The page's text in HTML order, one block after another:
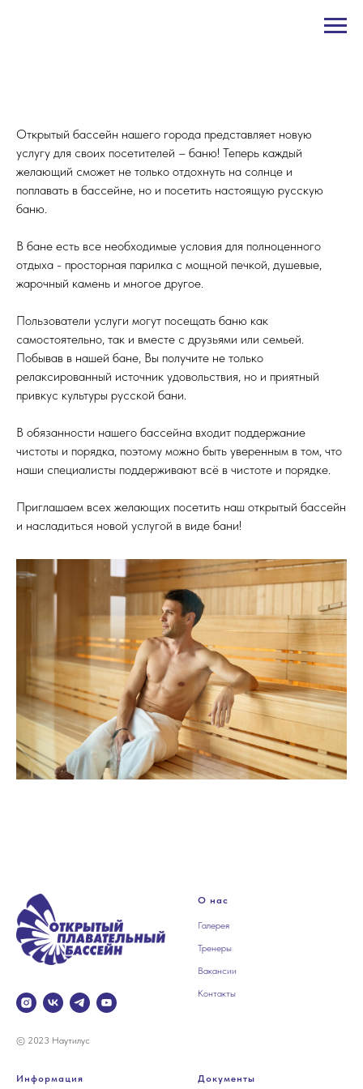
Открытый бассейн нашего города представляет новую
услугу для своих посетителей – баню! Теперь каждый
желающий сможет не только отдохнуть на солнце и
поплавать в бассейне, но и посетить настоящую русскую
баню.
В бане есть все необходимые условия для полноценного
отдыха - просторная парилка с мощной печкой, душевые,
жарочный камень и многое другое.
Пользователи услуги могут посещать баню как
самостоятельно, так и вместе с друзьями или семьей.
Побывав в нашей бане, Вы получите не только
релаксированный источник удовольствия, но и приятный
привкус культуры русской бани.
В обязанности нашего бассейна входит поддержание
чистоты и порядка, поэтому можно быть уверенным в том, что
наши специалисты поддерживают всё в чистоте и порядке.
Приглашаем всех желающих посетить наш открытый бассейн
и насладиться новой услугой в виде бани!
© 2023 Наутилус
О нас
Галерея
Тренеры
Вакансии
Контакты
Информация Документы